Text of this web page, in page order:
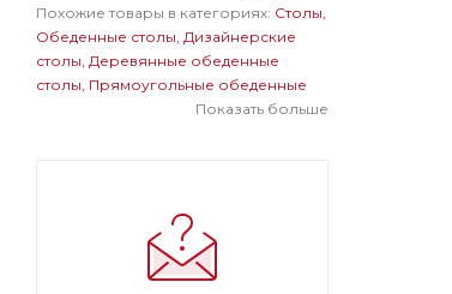
Похожие товары в категориях: Столы
Обеденные столы Дизайнерские
столы Деревянные обеденные
столы Прямоугольные обеденные
Белые обеденные столы
прямоугольные столы
Прямоугольные белые
Показать больше